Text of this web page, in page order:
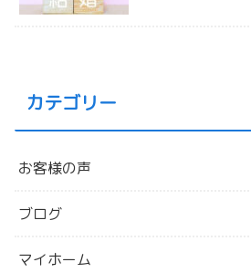
カテゴリー
お客様の声
ブログ
マイホーム